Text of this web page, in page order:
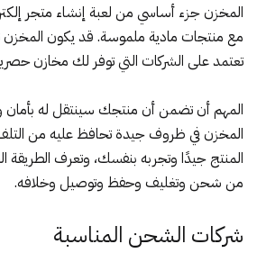
المخزن جزء أساسي من لعبة إنشاء متجر
مع منتجات مادية ملموسة. قد يكون المخزن
تعتمد على الشركات التي توفر لك مخازن
المهم أن تضمن أن منتجك سينتقل له بأمان
المخزن في ظروف جيدة تحافظ عليه من
المنتج جيدًا وتجربه بنفسك، وتعرف
من شحن وتغليف وحفظ وتوصيل وخلافه.
شركات الشحن المناسبة